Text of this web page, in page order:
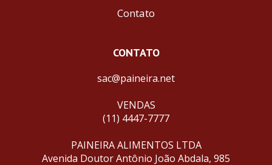
Contato
CONTATO
sac@paineira.net
VENDAS
(11) 4447-7777
PAINEIRA ALIMENTOS LTDA
Avenida Doutor Antônio João Abdala, 985